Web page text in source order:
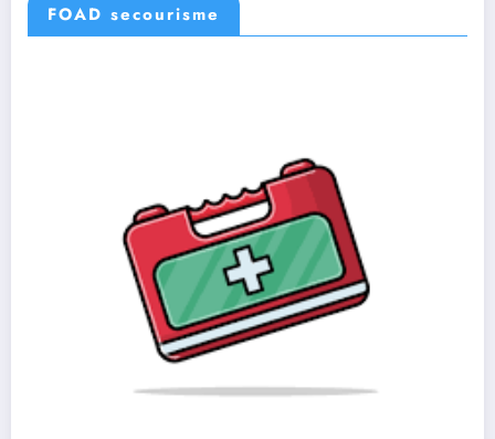
FOAD secourisme